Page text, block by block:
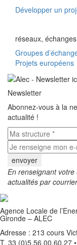
Développer un
réseaux,
Groupes
Projets européens
Newsletter
Abonnez-vous à la
actualité !
En renseignant
actualités par
Agence Locale de
Gironde – ALEC
Adresse : 213 cours
T. 33 (0)5.56.00.60.27